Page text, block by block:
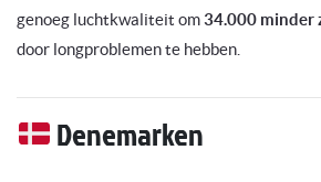
genoeg luchtkwaliteit om34.000 minder
door longproblemen te hebben.
Denemarken